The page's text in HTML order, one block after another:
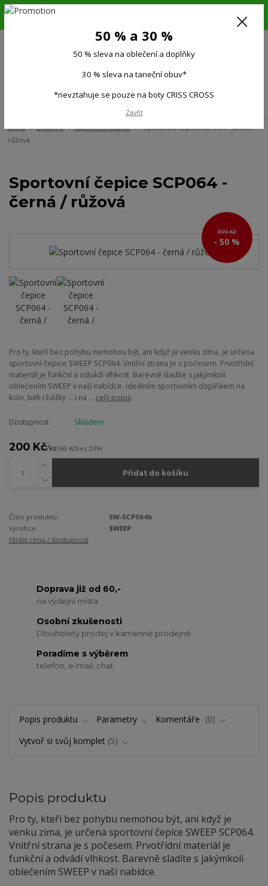
6.-16.8.26. DOVOLENÁ !!! 50 % SLEVA na všechno oblečení a doplňky !!!
(Po-Pá 9:00-15.00)
Úvod Doplňky Sportovní čepice
Sportovní čepice SCP064 - černá /
růžová
Sportovní čepice SCP064 -
černá / růžová
399 Kč
- 50 %
Pro ty, kteří bez pohybu nemohou být, ani když je venku zima, je určena
sportovní čepice SWEEP SCP064. Vnitřní strana je s počesem. Prvotřídní
materiál je funkční a odvádí vlhkost. Barevně sladíte s jakýmkoli
oblečením SWEEP v naší nabídce. Ideálním sportovním doplňkem na
kolo, běh i běžky ... i na ... celý popis
Dostupnost Skladem
200 Kč/ks165 Kčbez DPH
Přidat do košíku
Číslo produktu:
SW-SCP064b
výrobce:
SWEEP
Hlídat cenu / dostupnost
Doprava již od 60,-
na výdejní místa
Osobní zkušenosti
Dlouholetý prodej v kamenné prodejně
Poradíme s výběrem
telefon, e-mail, chat
Popis produktu Parametry Komentáře
0
Vytvoř si svůj komplet 5
Popis produktu
Pro ty, kteří bez pohybu nemohou být, ani když je
venku zima, je určena sportovní čepice SWEEP SCP064.
Vnitřní strana je s počesem. Prvotřídní materiál je
funkční a odvádí vlhkost. Barevně sladíte s jakýmkoli
oblečením SWEEP v naší nabídce.
50 % a 30 %
50 % sleva na oblečení a doplňky
30 % sleva na taneční obuv*
*nevztahuje se pouze na boty CRISS CROSS
Zavřít